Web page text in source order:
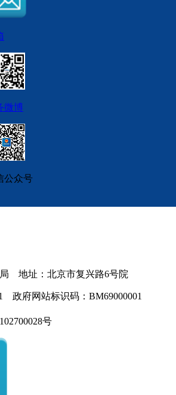
微博
公众号
地址：北京市复兴路6号院
政府网站标识码：BM69000001
号